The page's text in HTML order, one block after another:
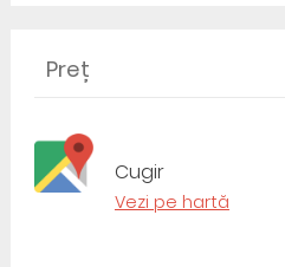
Preț
Cugir
Vezi pe hartă